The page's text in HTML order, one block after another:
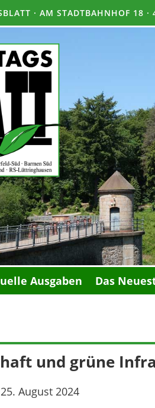
· AM STADTBAHNHOF 18 ·
Ausgaben Das
und grüne
August 2024